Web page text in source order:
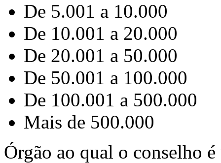
De 5.001 a 10.000
De 10.001 a 20.000
De 20.001 a 50.000
De 50.001 a 100.000
De 100.001 a 500.000
Mais de 500.000
Órgão ao qual o conselho